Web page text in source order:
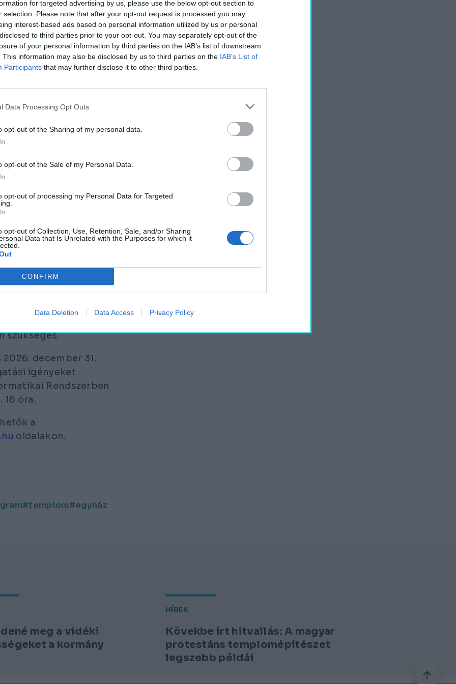
for targeted advertising by us, please use the below opt-out section to
selection. Please note that after your opt-out request is processed you may
interest-based ads based on personal information utilized by us or personal
to third parties prior to your opt-out. You may separately opt-out of the
of your personal information by third parties on the IAB’s list of downstream
This information may also be disclosed by us to third parties on the IAB’s List of
Participants that may further disclose it to other third parties.
Data Processing Opt Outs
opt-out of the Sharing of my personal data.
opt-out of the Sale of my Personal Data.
opt-out of processing my Personal Data for Targeted
opt-out of Collection, Use, Retention, Sale, and/or Sharing
Data that Is Unrelated with the Purposes for which it
CONFIRM
Data Deletion Data Access Privacy Policy
épületet, iskolákat,
lakásokat,
májusban arról
templomfelújítási
Agrárminisztérium
Felelős
rendelkezésre. A
a támogatás
MAGYARORSZÁGI
ISTENTISZTELETI HELY
támogatás, 5 és
intenzitás
szükséges.
december 31.
igényeket
Rendszerben
óra.
a
oldalakon.
templom egyház
meg a vidéki
a kormány
HÍREK
Kövekbe írt hitvallás: A magyar
protestáns templomépítészet
legszebb példái